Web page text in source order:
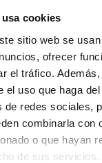
cookies
sitio web se
ofrecer
el tráfico.
el uso que haga
de redes sociales,
combinarla con
o que hayan
de sus servicios.